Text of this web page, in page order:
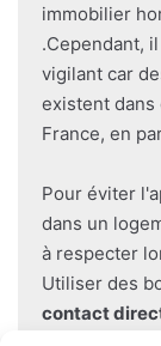
immobilier
.Cependant,
vigilant car
existent dans
France, en
Pour éviter
dans un
à respecter
Utiliser des
contact